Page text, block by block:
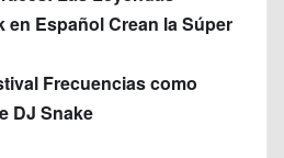
en Español Crean la Súper
Frecuencias como
DJ Snake